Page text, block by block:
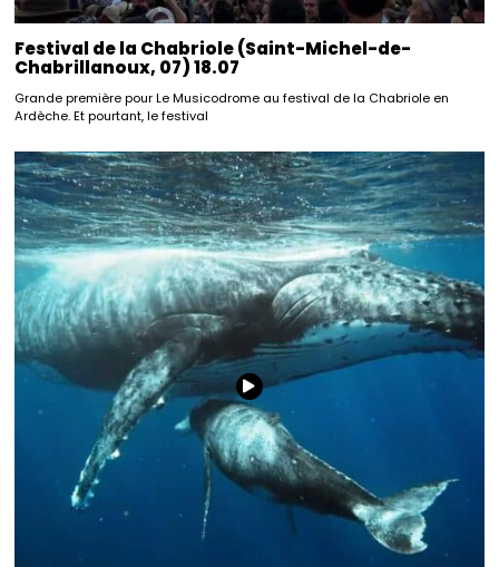
Festival de la Chabriole (Saint-Michel-de-
Chabrillanoux, 07) 18.07
Grande première pour Le Musicodrome au festival de la Chabriole en
Ardèche. Et pourtant, le festival